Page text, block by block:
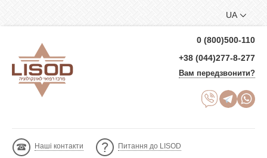
UA
0 (800)500-110
+38 (044)277-8-277
Вам передзвонити?
Наші контакти Питання до LISOD